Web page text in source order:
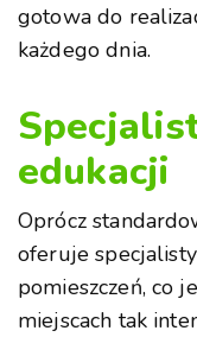
gotowa do
każdego dnia.
edukacji
Oprócz
oferuje
pomieszczeń, co
miejscach tak